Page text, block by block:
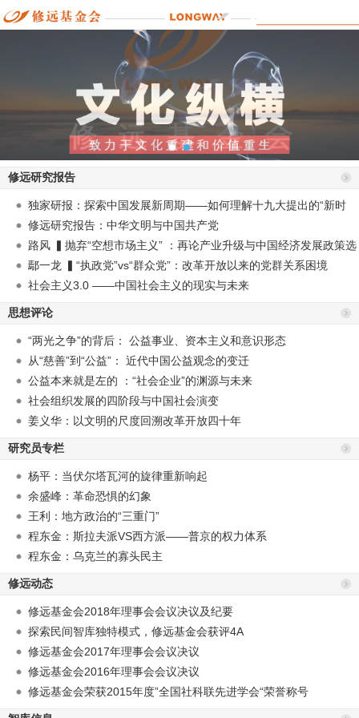
修远研究报告
独家研报：探索中国发展新周期——如何理解十九大提出的“新时
代”？
修远研究报告：中华文明与中国共产党
路风 ▍抛弃“空想市场主义” ：再论产业升级与中国经济发展政策选
择
鄢一龙 ▍“执政党”vs“群众党”：改革开放以来的党群关系困境
社会主义3.0 ——中国社会主义的现实与未来
思想评论
“两光之争”的背后： 公益事业、资本主义和意识形态
从“慈善”到“公益”： 近代中国公益观念的变迁
公益本来就是左的 ：“社会企业”的渊源与未来
社会组织发展的四阶段与中国社会演变
姜义华：以文明的尺度回溯改革开放四十年
研究员专栏
杨平：当伏尔塔瓦河的旋律重新响起
余盛峰：革命恐惧的幻象
王利：地方政治的“三重门”
程东金：斯拉夫派VS西方派——普京的权力体系
程东金：乌克兰的寡头民主
修远动态
修远基金会2018年理事会会议决议及纪要
探索民间智库独特模式，修远基金会获评4A
修远基金会2017年理事会会议决议
修远基金会2016年理事会会议决议
修远基金会荣获2015年度”全国社科联先进学会“荣誉称号